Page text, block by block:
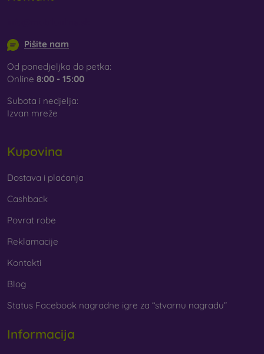
Pišite nam
Od ponedjeljka do petka:
Online 8:00 - 15:00
Subota i nedjelja:
Izvan mreže
Kupovina
Dostava i plaćanja
Cashback
Povrat robe
Reklamacije
Kontakti
Blog
Status Facebook nagradne igre za “stvarnu nagradu”
Informacija